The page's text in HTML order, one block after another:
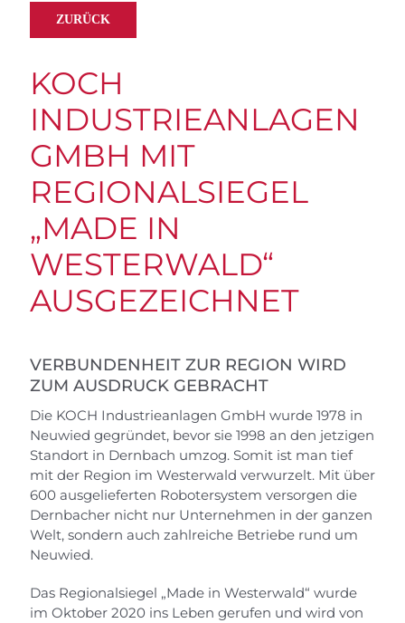
ZURÜCK
KOCH
INDUSTRIEANLAGEN
GMBH MIT
REGIONALSIEGEL
„MADE IN
WESTERWALD“
AUSGEZEICHNET
VERBUNDENHEIT ZUR REGION WIRD
ZUM AUSDRUCK GEBRACHT
Die KOCH Industrieanlagen GmbH wurde 1978 in
Neuwied gegründet, bevor sie 1998 an den jetzigen
Standort in Dernbach umzog. Somit ist man tief
mit der Region im Westerwald verwurzelt. Mit über
600 ausgelieferten Robotersystem versorgen die
Dernbacher nicht nur Unternehmen in der ganzen
Welt, sondern auch zahlreiche Betriebe rund um
Neuwied.
Das Regionalsiegel „Made in Westerwald“ wurde
im Oktober 2020 ins Leben gerufen und wird von